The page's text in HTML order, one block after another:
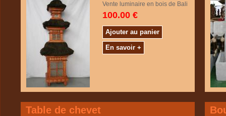
Vente luminaire en bois de Bali
100.00 €
Ajouter au panier
En savoir +
Table de chevet